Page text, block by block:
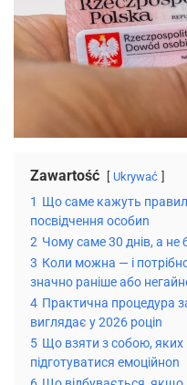
Zawartość Ukrywać
1 Що саме кажуть
посвідчення особиn
2 Чому саме 30 днів, а не
3 Коли можна — і
значно раніше або
4 Практична процедура
виглядає у 2026 роціn
5 Що взяти з собою,
підготуватися емоційноn